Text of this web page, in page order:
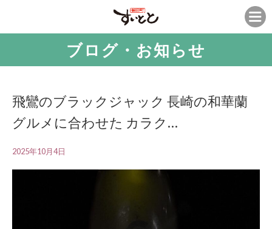
ブログ・お知らせ
飛鸞のブラックジャック 長崎の和華蘭
グルメに合わせた カラク…
2025年10月4日